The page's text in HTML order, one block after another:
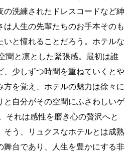
の洗練されたドレスコードなど紳
は人生の先輩たちのお手本そのも
いと憧れることだろう。ホテルな
間と凛とした緊張感。最初は誰
、少しずつ時間を重ねていくとや
方を覚え、ホテルの魅力は徐々に
と自分がその空間にふさわしいゲ
それは感性を磨き心の贅沢へと
そう、リュクスなホテルとは成熟
舞台であり、人生を豊かにする非